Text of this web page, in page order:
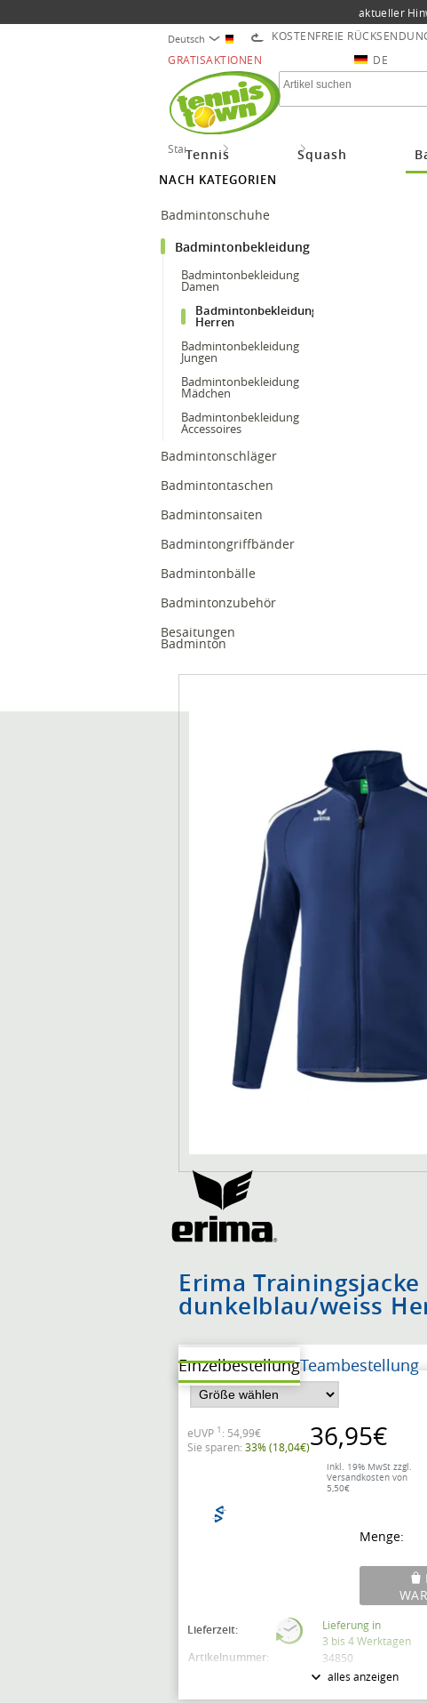
aktueller
Deutsch KOSTENFREIE
GRATISAKTIONEN
DE
Tennis Squash
Startseite Badmintonbekleidung
NACH KATEGORIEN
Badmintonschuhe
Badmintonbekleidung
Badmintonbekleidung
Damen
Badmintonbekleidung
Herren
Badmintonbekleidung
Jungen
Badmintonbekleidung
Mädchen
Badmintonbekleidung
Accessoires
Badmintonschläger
Badmintontaschen
Badmintonsaiten
Badmintongriffbänder
Badmintonbälle
Badmintonzubehör
Besaitungen
Badminton
Erima Trainingsjacke
dunkelblau/weiss
EinzelbestellungTeambestellung
36,95€
inkl. 19% MwSt zzgl.
Versandkosten von
5,50€
eUVP 1 : 54,99€
Sie sparen: 33% (18,04€)
Menge:
Lieferzeit:
Lieferung in
3 bis 4 Werktagen
Artikelnummer: 34850
1011829
alles anzeigen